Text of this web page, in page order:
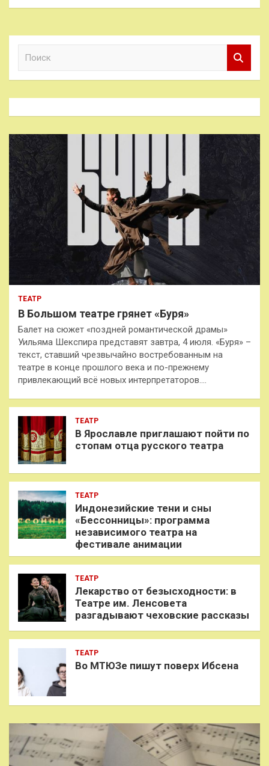
к
ТЕАТР
В Большом театре грянет «Буря»
Балет на сюжет «поздней романтической драмы»
Уильяма Шекспира представят завтра, 4 июля. «Буря» –
текст, ставший чрезвычайно востребованным на
театре в конце прошлого века и по-прежнему
привлекающий всё новых интерпретаторов.…
ТЕАТР
В Ярославле приглашают пойти по
стопам отца русского театра
ТЕАТР
Индонезийские тени и сны
«Бессонницы»: программа
независимого театра на
фестивале анимации
ТЕАТР
Лекарство от безысходности: в
Театре им. Ленсовета
разгадывают чеховские рассказы
ТЕАТР
Во МТЮЗе пишут поверх Ибсена